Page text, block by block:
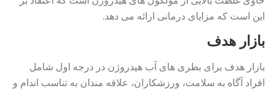
این است که مزایای درمانی ارائه می دهد.
بازار هدف
بازار هدف برای بطری های آب هیدروژن در درجه اول شامل
افراد آگاه به سلامت، ورزشکاران، علاقه مندان به تناسب اندام و